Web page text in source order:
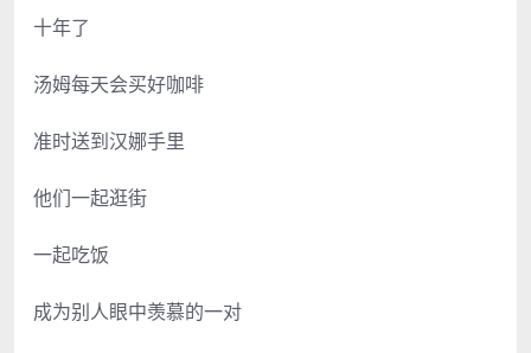
十年了
汤姆每天会买好咖啡
准时送到汉娜手里
他们一起逛街
一起吃饭
成为别人眼中羡慕的一对